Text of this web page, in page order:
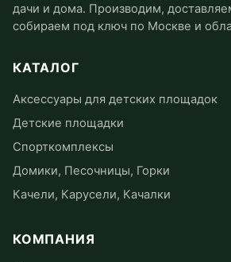
дачи и дома. Производим,
собираем под ключ по Москве и
КАТАЛОГ
Аксессуары для детских площадок
Детские площадки
Спорткомплексы
Домики, Песочницы, Горки
Качели, Карусели, Качалки
КОМПАНИЯ